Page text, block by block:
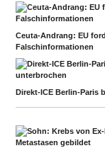
Ceuta-Andrang: EU
Falschinformationen
Direkt-ICE Berlin-Paris